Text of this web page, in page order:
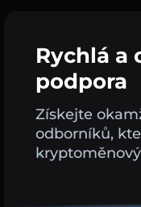
Rychlá a
podpora
Získejte
odborníků,